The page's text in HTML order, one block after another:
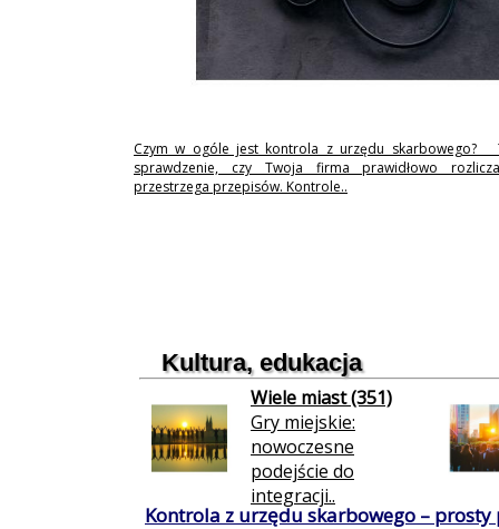
Czym w ogóle jest kontrola z urzędu skarbowego?
sprawdzenie, czy Twoja firma prawidłowo
przestrzega przepisów. Kontrole..
Kultura, edukacja
Wiele miast (351)
Gry miejskie:
nowoczesne
podejście do
integracji..
Kontrola z urzędu skarbowego –